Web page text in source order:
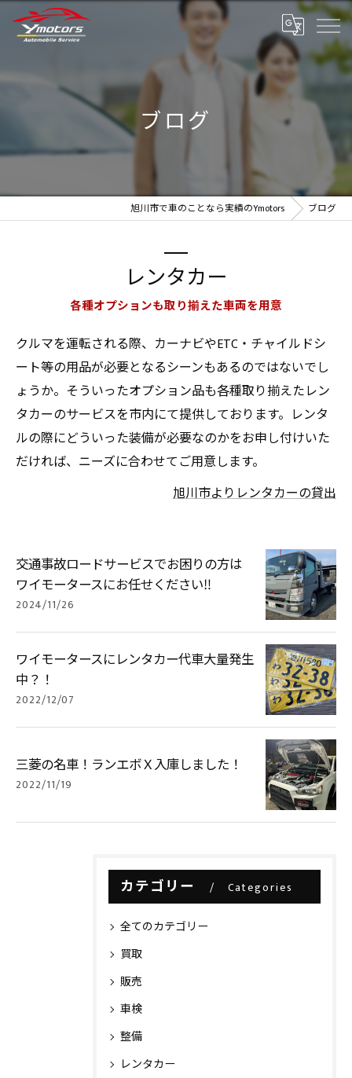
ブログ
旭川市で車のことなら実績のYmotors ブログ
レンタカー
各種オプションも取り揃えた車両を用意
クルマを運転される際、カーナビやETC・チャイルドシ
ート等の用品が必要となるシーンもあるのではないでし
ょうか。そういったオプション品も各種取り揃えたレン
タカーのサービスを市内にて提供しております。レンタ
ルの際にどういった装備が必要なのかをお申し付けいた
だければ、ニーズに合わせてご用意します。
旭川市よりレンタカーの貸出
交通事故ロードサービスでお困りの方は
ワイモータースにお任せください‼️
2024/11/26
ワイモータースにレンタカー代車大量発生
中？！
2022/12/07
三菱の名車！ランエボＸ入庫しました！
2022/11/19
カテゴリー Categories
全てのカテゴリー
買取
販売
車検
整備
レンタカー